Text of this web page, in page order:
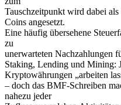
Tauschzeitpunkt wird dabei
Coins angesetzt.
Eine häufig übersehene
zu
unerwarteten Nachzahlungen
Staking, Lending und Mining:
Kryptowährungen „arbeiten
– doch das BMF-Schreiben
nahezu jeder